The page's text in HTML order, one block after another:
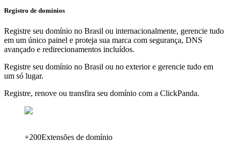
Registro de domínios
Registre seu domínio no Brasil ou internacionalmente, gerencie tudo
em um único painel e proteja sua marca com segurança, DNS
avançado e redirecionamentos incluídos.
Registre seu domínio no Brasil ou no exterior e gerencie tudo em
um só lugar.
Registre, renove ou transfira seu domínio com a ClickPanda.
+200Extensões de domínio